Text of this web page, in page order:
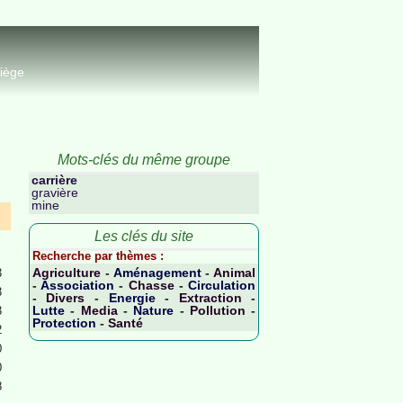
Mots-clés du même groupe
carrière
gravière
mine
Les clés du site
Recherche par thèmes :
Agriculture- Aménagement-Animal
-Association - Chasse-Circulation
- Divers - Energie- Extraction -
Lutte- Media- Nature - Pollution -
Protection - Santé